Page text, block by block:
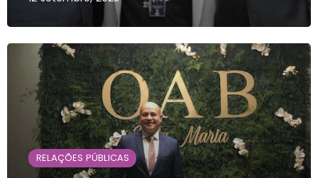
RELAÇÕES PÚBLICAS